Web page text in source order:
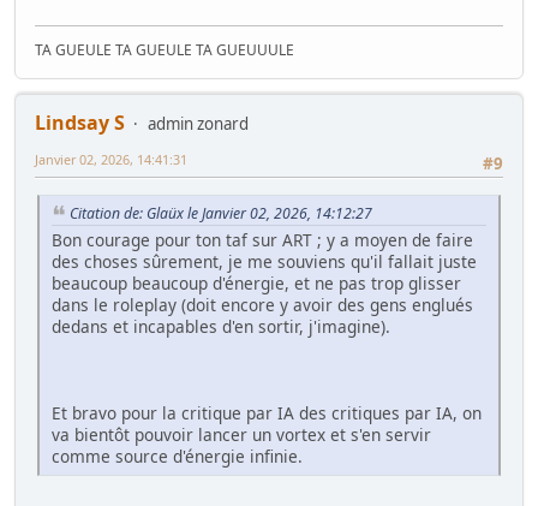
TA GUEULE TA GUEULE TA GUEUUULE
Lindsay S
admin zonard
#9
Janvier 02, 2026, 14:41:31
Citation de: Glaüx le Janvier 02, 2026, 14:12:27
Bon courage pour ton taf sur ART ; y a moyen de faire
des choses sûrement, je me souviens qu'il fallait juste
beaucoup beaucoup d'énergie, et ne pas trop glisser
dans le roleplay (doit encore y avoir des gens englués
dedans et incapables d'en sortir, j'imagine).
Et bravo pour la critique par IA des critiques par IA, on
va bientôt pouvoir lancer un vortex et s'en servir
comme source d'énergie infinie.